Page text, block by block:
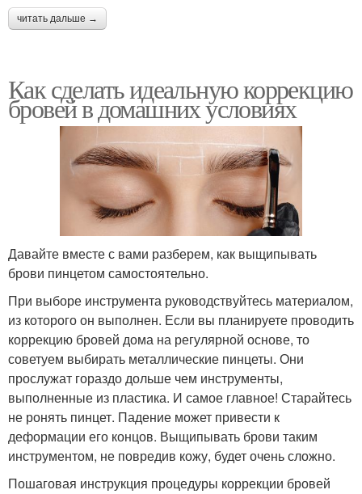
читать дальше →
Как сделать идеальную коррекцию
бровей в домашних условиях
Давайте вместе с вами разберем, как выщипывать
брови пинцетом самостоятельно.
При выборе инструмента руководствуйтесь материалом,
из которого он выполнен. Если вы планируете проводить
коррекцию бровей дома на регулярной основе, то
советуем выбирать металлические пинцеты. Они
прослужат гораздо дольше чем инструменты,
выполненные из пластика. И самое главное! Старайтесь
не ронять пинцет. Падение может привести к
деформации его концов. Выщипывать брови таким
инструментом, не повредив кожу, будет очень сложно.
Пошаговая инструкция процедуры коррекции бровей